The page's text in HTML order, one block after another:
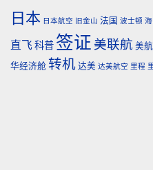
日本 日本航空 旧金山 法国 波士顿
直飞 科普 签证 美联航 美航
华经济舱 转机达美 达美航空 里程